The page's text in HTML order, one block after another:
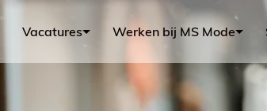
Vacatures Werken bij MS Mode